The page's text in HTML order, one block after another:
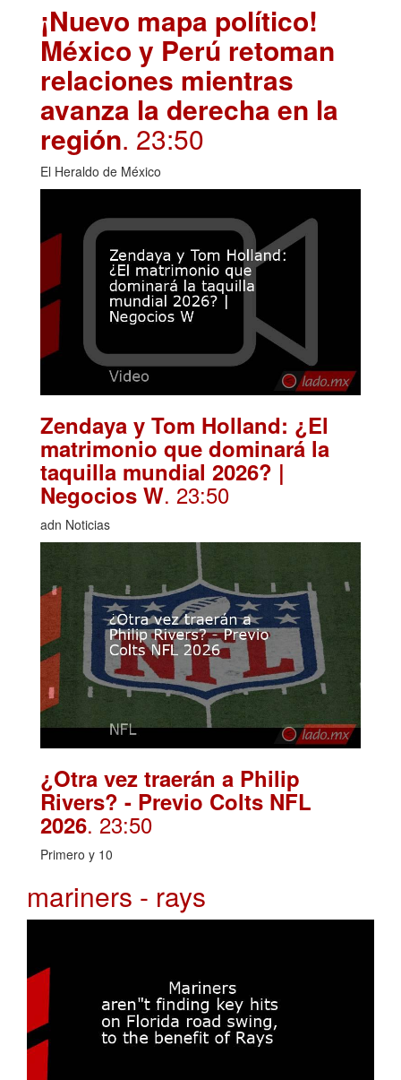
¡Nuevo mapa político!
México y Perú retoman
relaciones mientras
avanza la derecha en la
región. 23:50
El Heraldo de México
Zendaya y Tom Holland: ¿El
matrimonio que dominará la
taquilla mundial 2026? |
Negocios W. 23:50
adn Noticias
¿Otra vez traerán a Philip
Rivers? - Previo Colts NFL
2026. 23:50
Primero y 10
mariners - rays